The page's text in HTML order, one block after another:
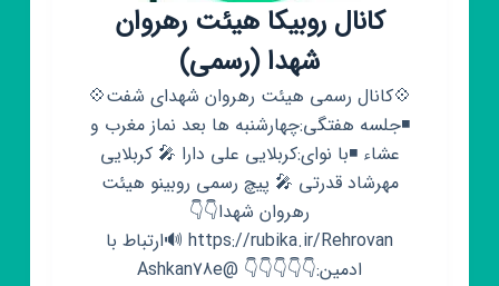
کانال روبیکا هیئت رهروان
شهدا (رسمی)
💠کانال رسمی هیئت رهروان شهدای شفت💠
◾جلسه هفتگی:چهارشنبه ها بعد نماز مغرب و
عشاء ◾با نوای:کربلایی علی دارا 🎤 کربلایی
مهرشاد قدرتی 🎤 پیچ رسمی روبینو هیئت
رهروان شهدا👇👇
https://rubika.ir/Rehrovan 🔊ارتباط با
ادمین:👇👇👇👇👇 @Ashkan78e